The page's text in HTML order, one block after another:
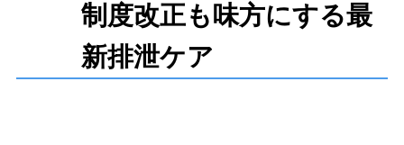
制度改正も味方にする最
新排泄ケア